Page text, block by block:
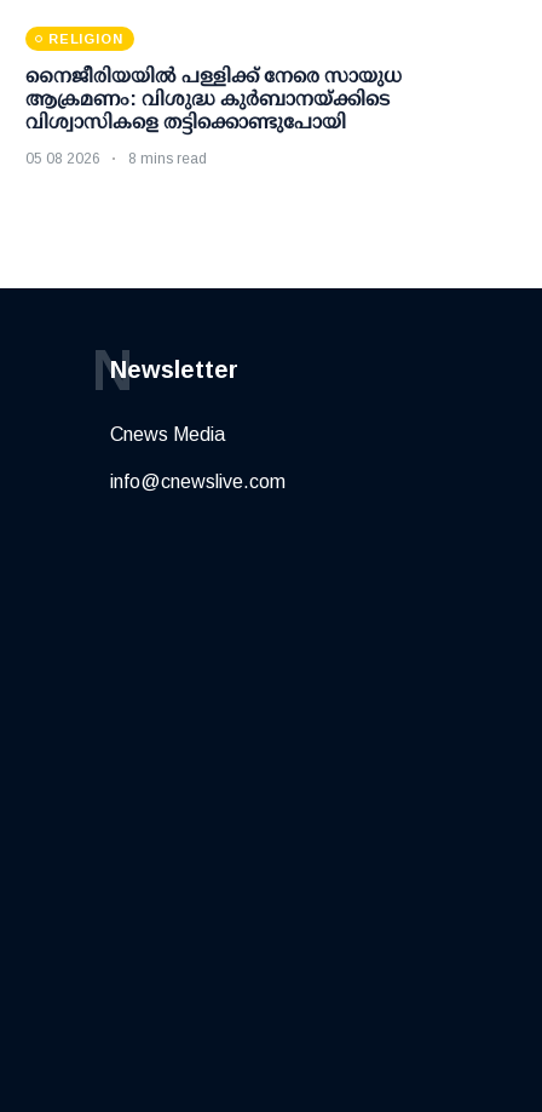
RELIGION
നൈജീരിയയിൽ പള്ളിക്ക് നേരെ സായുധ
ആക്രമണം: വിശുദ്ധ കുർബാനയ്ക്കിടെ
വിശ്വാസികളെ തട്ടിക്കൊണ്ടുപോയി
05 08 2026 8 mins read
Newsletter
N
Cnews Media
info@cnewslive.com